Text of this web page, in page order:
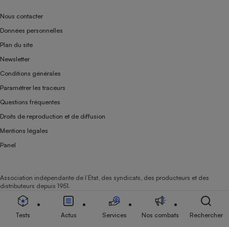
Nous contacter
Données personnelles
Plan du site
Newsletter
Conditions générales
Paramétrer les traceurs
Questions fréquentes
Droits de reproduction et de diffusion
Mentions légales
Panel
Association indépendante de l’État, des syndicats, des producteurs et des
distributeurs depuis 1951.
Tests Actus Services Nos combats Rechercher